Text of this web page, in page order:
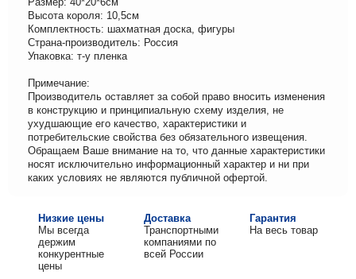
Высота короля: 10,5см
Комплектность: шахматная доска, фигуры
Страна-производитель: Россия
Упаковка: т-у пленка
Примечание:
Производитель оставляет за собой право вносить изменения
в конструкцию и принципиальную схему изделия, не
ухудшающие его качество, характеристики и
потребительские свойства без обязательного извещения.
Обращаем Ваше внимание на то, что данные характеристики
носят исключительно информационный характер и ни при
каких условиях не являются публичной офертой.
Низкие цены
Мы всегда
держим
конкурентные
цены
Доставка
Транспортными
компаниями по
всей России
Гарантия
На весь товар